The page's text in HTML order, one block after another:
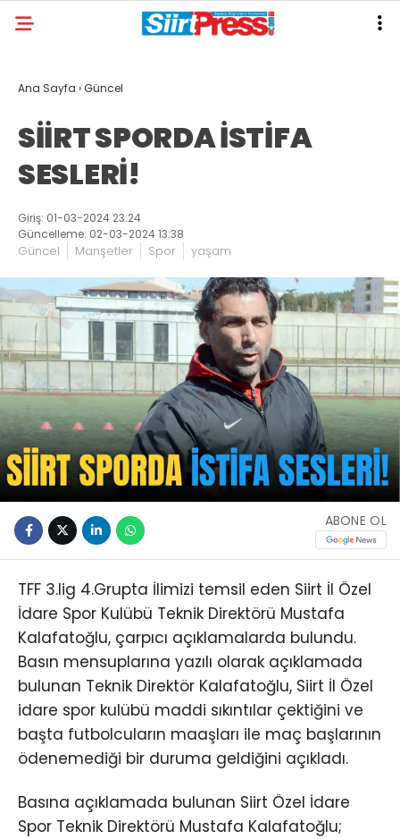
Ana Sayfa ›Güncel
SİİRT SPORDA İSTİFA
SESLERİ!
Giriş: 01-03-2024 23:24
Güncelleme: 02-03-2024 13:38
Güncel Manşetler Spor yaşam
ABONE OL
TFF 3.lig 4.Grupta İlimizi temsil eden Siirt İl Özel
İdare Spor Kulübü Teknik Direktörü Mustafa
Kalafatoğlu, çarpıcı açıklamalarda bulundu.
Basın mensuplarına yazılı olarak açıklamada
bulunan Teknik Direktör Kalafatoğlu, Siirt İl Özel
idare spor kulübü maddi sıkıntılar çektiğini ve
başta futbolcuların maaşları ile maç başlarının
ödenemediği bir duruma geldiğini açıkladı.
Basına açıklamada bulunan Siirt Özel İdare
Spor Teknik Direktörü Mustafa Kalafatoğlu;